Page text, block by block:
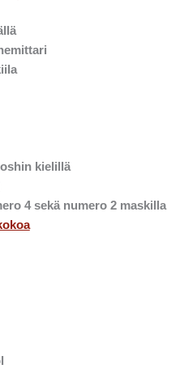
kielillä
4 sekä numero 2 maskilla